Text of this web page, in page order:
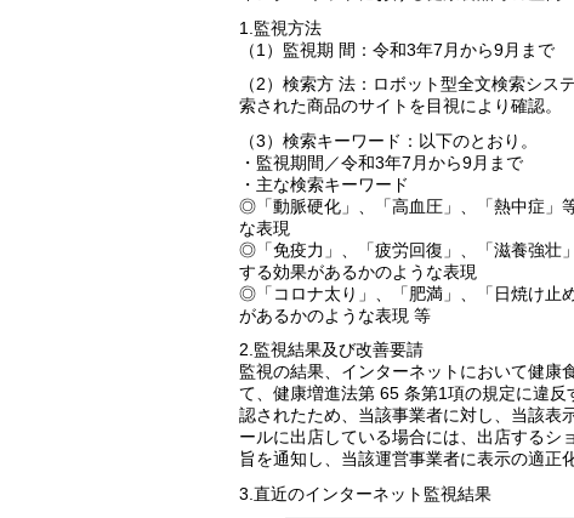
1.監視方法
（1）監視期 間：令和3年7月から9月まで
（2）検索方 法：ロボット型全文検索シ
索された商品のサイトを目視により確認。
（3）検索キーワード：以下のとおり。
・監視期間／令和3年7月から9月まで
・主な検索キーワード
◎「動脈硬化」、「高血圧」、「熱中症」
な表現
◎「免疫力」、「疲労回復」、「滋養強壮
する効果があるかのような表現
◎「コロナ太り」、「肥満」、「日焼け止
があるかのような表現 等
2.監視結果及び改善要請
監視の結果、インターネットにおいて健
て、健康増進法第 65 条第1項の規定に違
認されたため、当該事業者に対し、当該表
ールに出店している場合には、出店するシ
旨を通知し、当該運営事業者に表示の適正
3.直近のインターネット監視結果